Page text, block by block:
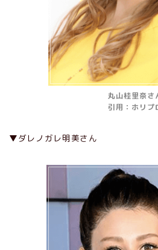
丸山桂里奈さ
引用：ホリプ
▼ダレノガレ明美さん